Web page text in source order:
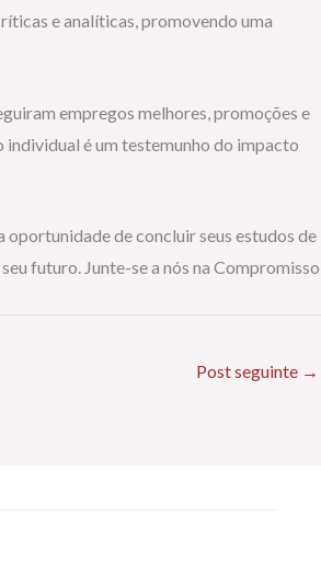
e analíticas, promovendo uma
empregos melhores, promoções e
individual é um testemunho do impacto
oportunidade de concluir seus estudos de
futuro. Junte-se a nós na Compromisso
Post seguinte →